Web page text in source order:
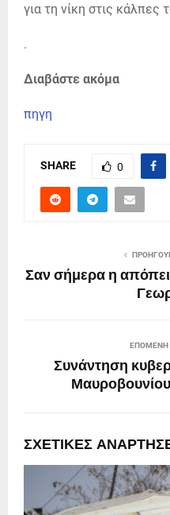
για τη νίκη στις κάλπες
.
Διαβάστε ακόμα
πηγη
SHARE 0
Σαν σήμερα η
ΕΠΌΜΕΝΗ
Συνάντηση
ΣΧΕΤΙΚΈΣ